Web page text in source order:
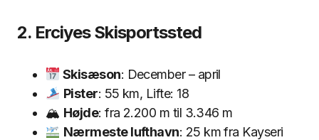
2. Erciyes Skisportssted
Skisæson: December – april
Pister: 55 km, Lifte: 18
🏔 Højde: fra 2.200 m til 3.346 m
Nærmeste lufthavn: 25 km fra Kayseri